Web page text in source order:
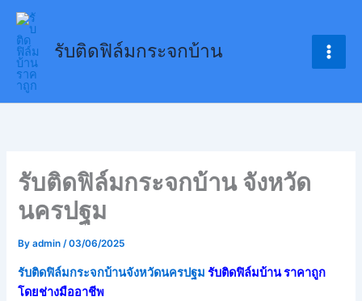
Skip
content
รับติดฟิล์มกระจกบ้าน
รับติดฟิล์มกระจกบ้าน จังหวัด
นครปฐม
Byadmin/03/06/2025
รับติดฟิล์มกระจกบ้านจังหวัดนครปฐม รับติดฟิล์มบ้าน ราคาถูก
โดยช่างมืออาชีพ